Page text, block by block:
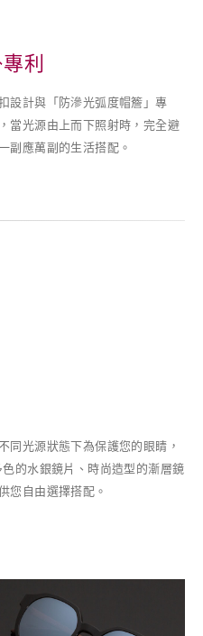
利
設計與「防滲光弧度帽簷」專
當光源由上而下照射時，完全避
副應萬副的生活搭配。
同光源狀態下為保護您的眼睛，
的水銀鏡片、時尚造型的漸層鏡
您自由選擇搭配。